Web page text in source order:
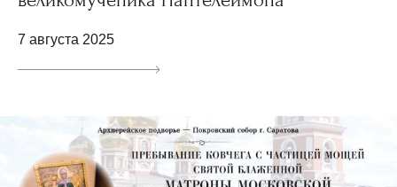
7 августа 2025